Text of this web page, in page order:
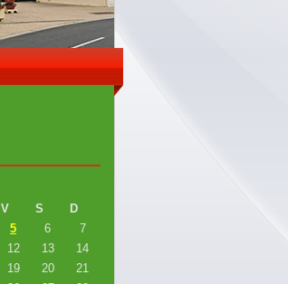
V S D
5 6
7
12 13
14
19 20
21